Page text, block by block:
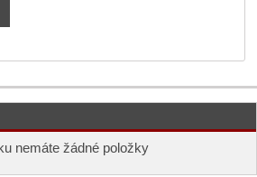
nemáte žádné položky